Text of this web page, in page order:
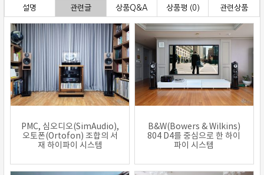
설명 관련글 상품Q&A 상품평 (0) 관련상품
PMC, 심오디오(SimAudio),
오토폰(Ortofon) 조합의 서
재 하이파이 시스템
B&W(Bowers & Wilkins)
804 D4를 중심으로 한 하이
파이 시스템